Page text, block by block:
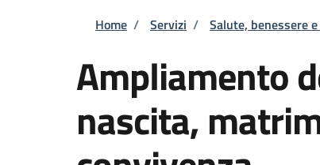
Briciole di pane
Home / Servizi / Salute, benessere
Ampliamento
nascita,